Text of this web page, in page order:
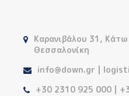
Καρανιβάλου 31,
Θεσσαλονίκη
info@down.gr |
+30 2310 925 000 |